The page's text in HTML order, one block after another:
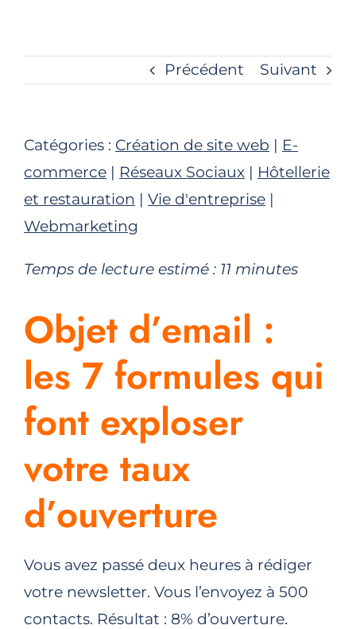
Précédent Suivant
Catégories : Création de site web | E-
commerce| Réseaux Sociaux| Hôtellerie
et restauration | Vie d'entreprise|
Webmarketing
Temps de lecture estimé : 11 minutes
Objet d’email :
les 7 formules qui
font exploser
votre taux
d’ouverture
Vous avez passé deux heures à rédiger
votre newsletter. Vous l’envoyez à 500
contacts. Résultat : 8% d’ouverture.